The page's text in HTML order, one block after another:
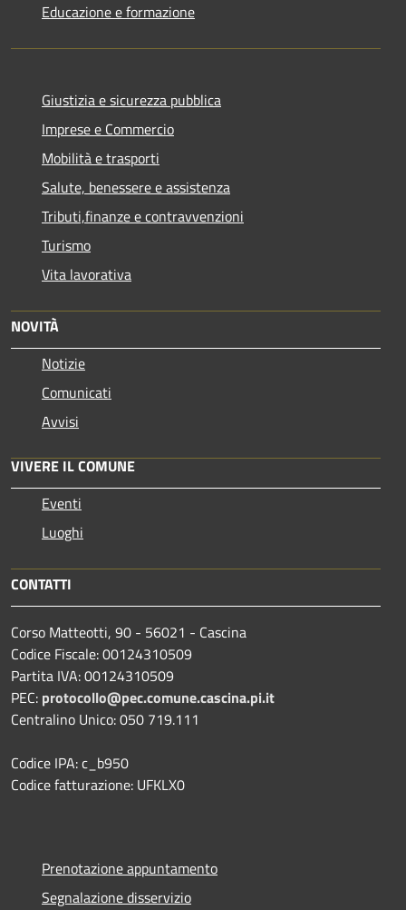
Educazione e formazione
Giustizia e sicurezza pubblica
Imprese e Commercio
Mobilità e trasporti
Salute, benessere e assistenza
Tributi,finanze e contravvenzioni
Turismo
Vita lavorativa
NOVITÀ
Notizie
Comunicati
Avvisi
VIVERE IL COMUNE
Eventi
Luoghi
CONTATTI
Corso Matteotti, 90 - 56021 - Cascina
Codice Fiscale: 00124310509
Partita IVA: 00124310509
PEC: protocollo@pec.comune.cascina.pi.it
Centralino Unico: 050 719.111
Codice IPA: c_b950
Codice fatturazione: UFKLX0
Prenotazione appuntamento
Segnalazione disservizio